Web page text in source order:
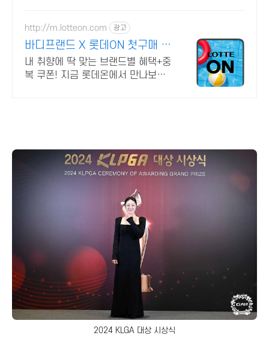
신규 상품 업로드
http://m.lotteon.com 광고
바디프랜드 X 롯데ON 첫구매 최
대 5천원 혜택!
내 취향에 딱 맞는 브랜드별 혜택+중
복 쿠폰! 지금 롯데온에서 만나보세
2024 KLGA 대상 시상식